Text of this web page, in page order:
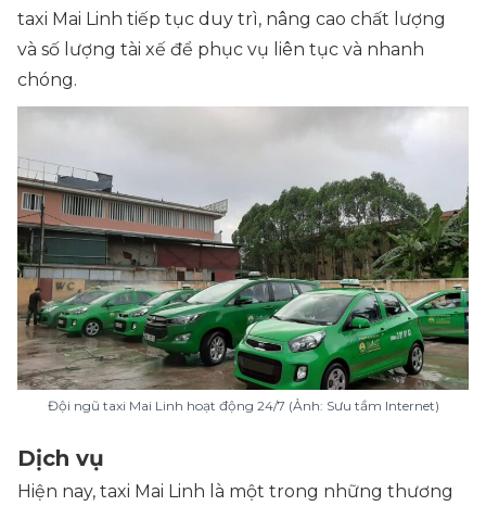
taxi Mai Linh tiếp tục duy trì, nâng cao chất lượng
và số lượng tài xế để phục vụ liên tục và nhanh
chóng.
Đội ngũ taxi Mai Linh hoạt động 24/7 (Ảnh: Sưu tầm Internet)
Dịch vụ
Hiện nay, taxi Mai Linh là một trong những thương